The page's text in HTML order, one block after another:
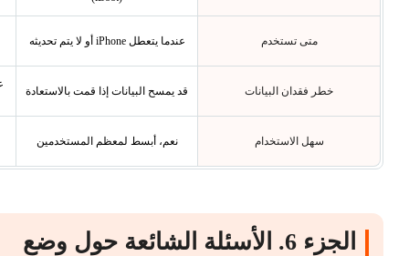
متى تستخدم عندما يتعطل iPhone أو لا يتم تحديثه
خطر فقدان البيانات قد يمسح البيانات إذا قمت بالاستعادة
سهل الاستخدام نعم، أبسط لمعظم المستخدمين
الجزء 6. الأسئلة الشائعة حول وضع